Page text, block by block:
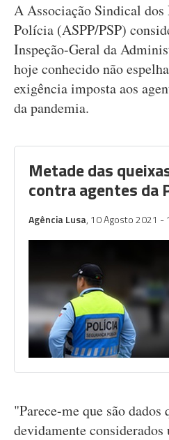
A Associação Sindical dos
Polícia (ASPP/PSP)
Inspeção-Geral da
hoje conhecido não
exigência imposta aos
da pandemia.
Metade das
contra agentes da
Agência Lusa, 10 Agosto 2021 -
"Parece-me que são dados
devidamente